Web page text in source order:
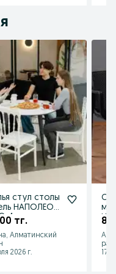
стул столы
НАПОЛЕОН
4шт с
тг.
Алматинский
2026 г.
86
17